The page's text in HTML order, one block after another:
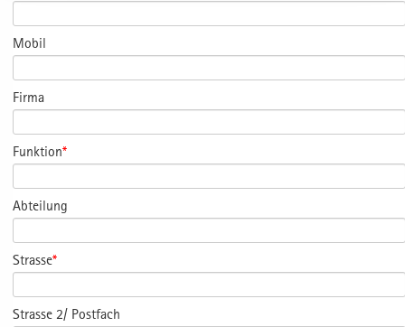
Mobil
Firma
Funktion*
Abteilung
Strasse*
Strasse 2/ Postfach